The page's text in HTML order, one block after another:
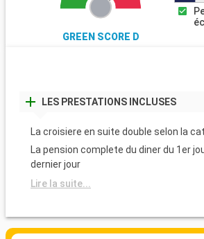
GREEN SCORE D
LES PRESTATIONS INCLUSES
La croisiere en suite double selon la
La pension complete du diner du 1er
dernier jour
Lire la suite...